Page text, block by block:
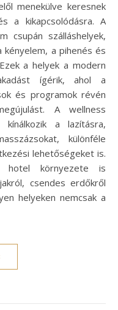
menekülve keresnek
a kikapcsolódásra. A
csupán szálláshelyek,
kényelem, a pihenés és
a helyek a modern
ígérik, ahol a
és programok révén
A wellness
kínálkozik a lazításra,
különféle
lehetőségeket is.
hotel környezete is
csendes erdőkről
helyeken nemcsak a